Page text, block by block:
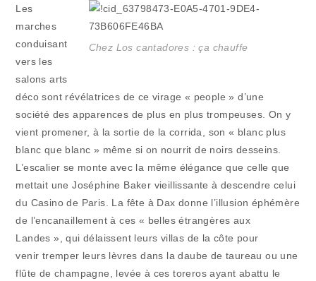
Chez Los cantadores : ça chauffe
Les
marches
conduisant
vers les
salons arts
déco sont révélatrices de ce virage « people » d’une
société des apparences de plus en plus trompeuses. On y
vient promener, à la sortie de la corrida, son « blanc plus
blanc que blanc » même si on nourrit de noirs desseins.
L’escalier se monte avec la même élégance que celle que
mettait une Joséphine Baker vieillissante à descendre celui
du Casino de Paris. La fête à Dax donne l’illusion éphémère
de l’encanaillement à ces « belles étrangères aux
Landes », qui délaissent leurs villas de la côte pour
venir tremper leurs lèvres dans la daube de taureau ou une
flûte de champagne, levée à ces toreros ayant abattu le